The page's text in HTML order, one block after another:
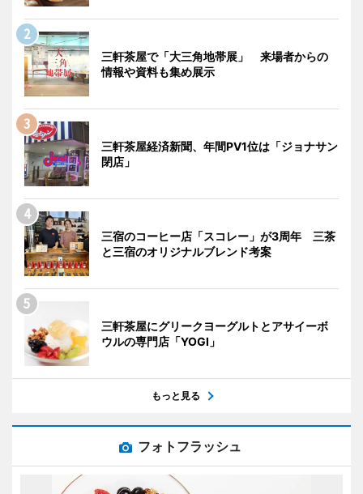
三軒茶屋で「大三角地帯展」 来場者からの
情報や資料も集め展示
三軒茶屋経済新聞、年間PV1位は「ジョナサン
閉店」
三宿のコーヒー店「スコレー」が3周年 三茶
と三宿のオリジナルブレンド考案
三軒茶屋にグリークヨーグルトとアサイーボ
ウルの専門店「YOGI」
もっと見る
フォトフラッシュ